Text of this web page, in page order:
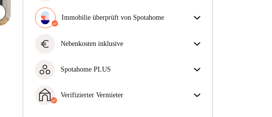
Kaution nicht zurückzahlt, tun wir es.
Mehr Informationen
Immobilie überprüft von Spotahome
sicherzustellen, dass du genau das bekommst, was du
Mehr über die Verifizierung
euro Nebenkosten inklusive
– Miete und Betriebskosten in einem für ein
Spotahome PLUS
indem Zugang zu höchsten Sicherheitsstandards und
zusätzlicher Unterstützung während der Mietdauer
Verifizierter Vermieter